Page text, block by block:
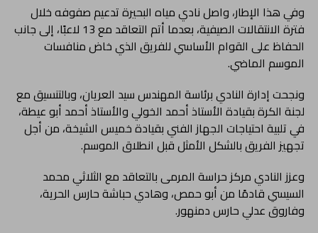
وفي هذا الإطار، واصل نادي مياه البحيرة تدعيم صفوفه خلال
فترة الانتقالات الصيفية، بعدما أتم التعاقد مع 13 لاعبًا، إلى جانب
الحفاظ على القوام الأساسي للفريق الذي خاض منافسات
الموسم الماضي.
ونجحت إدارة النادي برئاسة المهندس سيد العريان، وبالتنسيق مع
لجنة الكرة بقيادة الأستاذ أحمد الخولي والأستاذ أحمد أبو عيطة،
في تلبية احتياجات الجهاز الفني بقيادة خميس الشيخة، من أجل
تجهيز الفريق بالشكل الأمثل قبل انطلاق الموسم.
وعزز النادي مركز حراسة المرمى بالتعاقد مع الثلاثي محمد
السيسي قادمًا من أبو حمص، وهادي حباشة حارس الحرية،
وفاروق عدلي حارس دمنهور.